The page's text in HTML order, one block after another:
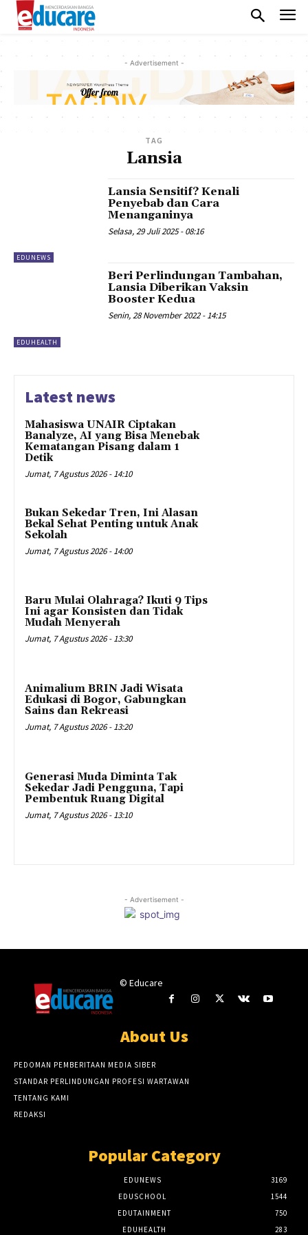
- Advertisement -
TAG
Lansia
EDUNEWS
Lansia Sensitif? Kenali
Penyebab dan Cara
Menanganinya
Selasa, 29 Juli 2025 - 08:16
EDUHEALTH
Beri Perlindungan Tambahan,
Lansia Diberikan Vaksin
Booster Kedua
Senin, 28 November 2022 - 14:15
Latest news
Mahasiswa UNAIR Ciptakan
Banalyze, AI yang Bisa Menebak
Kematangan Pisang dalam 1
Detik
Jumat, 7 Agustus 2026 - 14:10
Bukan Sekedar Tren, Ini Alasan
Bekal Sehat Penting untuk Anak
Sekolah
Jumat, 7 Agustus 2026 - 14:00
Baru Mulai Olahraga? Ikuti 9 Tips
Ini agar Konsisten dan Tidak
Mudah Menyerah
Jumat, 7 Agustus 2026 - 13:30
Animalium BRIN Jadi Wisata
Edukasi di Bogor, Gabungkan
Sains dan Rekreasi
Jumat, 7 Agustus 2026 - 13:20
Generasi Muda Diminta Tak
Sekedar Jadi Pengguna, Tapi
Pembentuk Ruang Digital
Jumat, 7 Agustus 2026 - 13:10
- Advertisement -
© Educare
About Us
PEDOMAN PEMBERITAAN MEDIA SIBER
STANDAR PERLINDUNGAN PROFESI WARTAWAN
TENTANG KAMI
REDAKSI
Popular Category
EDUNEWS
3169
EDUSCHOOL
1544
EDUTAINMENT
750
EDUHEALTH
283